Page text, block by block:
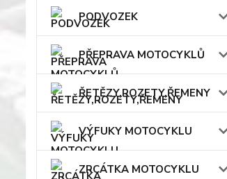
PODVOZEK
PŘEPRAVA MOTOCYKLŮ
ŘETĚZY,ROZETY,ŘEMENY
VÝFUKY MOTOCYKLU
ZRCÁTKA MOTOCYKLU